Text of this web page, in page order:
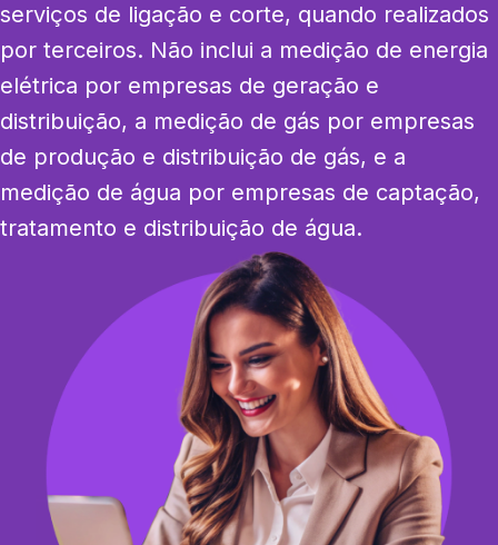
serviços de ligação e corte, quando realizados
por terceiros. Não inclui a medição de energia
elétrica por empresas de geração e
distribuição, a medição de gás por empresas
de produção e distribuição de gás, e a
medição de água por empresas de captação,
tratamento e distribuição de água.